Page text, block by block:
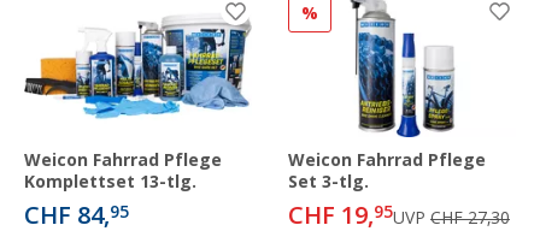
Weicon Fahrrad Pflege
Komplettset 13-tlg.
CHF 84,95
%
Weicon Fahrrad Pflege
Set 3-tlg.
CHF 19,95UVP CHF 27,30